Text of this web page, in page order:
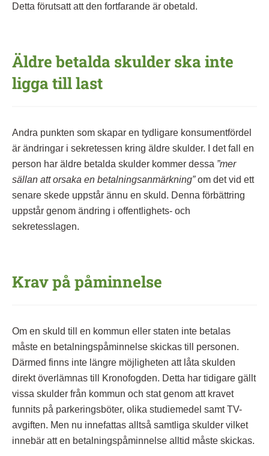
Detta förutsatt att den fortfarande är obetald.
Äldre betalda skulder ska inte
ligga till last
Andra punkten som skapar en tydligare konsumentfördel
är ändringar i sekretessen kring äldre skulder. I det fall en
person har äldre betalda skulder kommer dessa ”mer
sällan att orsaka en betalningsanmärkning”om det vid ett
senare skede uppstår ännu en skuld. Denna förbättring
uppstår genom ändring i offentlighets- och
sekretesslagen.
Krav på påminnelse
Om en skuld till en kommun eller staten inte betalas
måste en betalningspåminnelse skickas till personen.
Därmed finns inte längre möjligheten att låta skulden
direkt överlämnas till Kronofogden. Detta har tidigare gällt
vissa skulder från kommun och stat genom att kravet
funnits på parkeringsböter, olika studiemedel samt TV-
avgiften. Men nu innefattas alltså samtliga skulder vilket
innebär att en betalningspåminnelse alltid måste skickas.